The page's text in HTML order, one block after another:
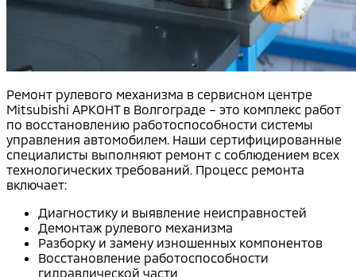
Ремонт рулевого механизма в сервисном центре
Mitsubishi АРКОНТ в Волгограде – это комплекс работ
по восстановлению работоспособности системы
управления автомобилем. Наши сертифицированные
специалисты выполняют ремонт с соблюдением всех
технологических требований. Процесс ремонта
включает:
Диагностику и выявление неисправностей
Демонтаж рулевого механизма
Разборку и замену изношенных компонентов
Восстановление работоспособности
гидравлической части